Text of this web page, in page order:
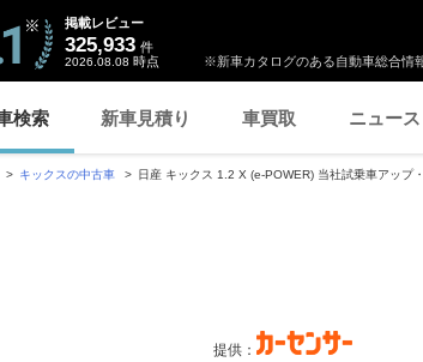
※新車カタログのある自動車総合情
掲載レビュー
325,933 件
2026.08.08 時点
検索 新車見積り 車買取 ニュース
キックスの中古車 日産 キックス 1.2 X (e-POWER) 当社試乗車アップ
提供：